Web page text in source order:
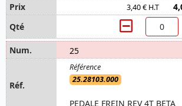
3,40 € H.T
25
25.28103.000
PEDALE FREIN REV 4T BETA